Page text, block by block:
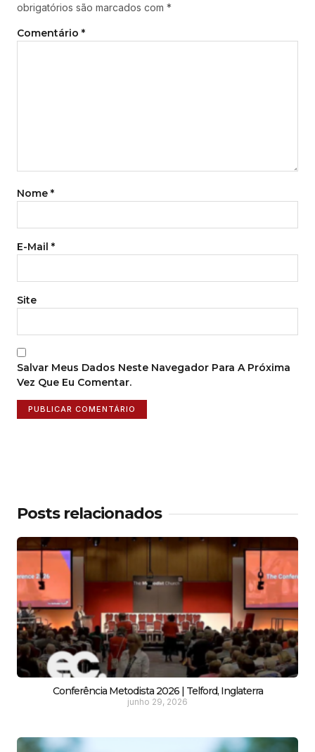
obrigatórios são marcados com *
Comentário *
Nome *
E-Mail *
Site
Salvar Meus Dados Neste Navegador Para A Próxima
Vez Que Eu Comentar.
Posts relacionados
Conferência Metodista 2026 | Telford, Inglaterra
junho 29, 2026